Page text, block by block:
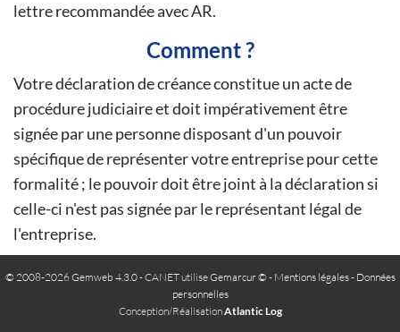
lettre recommandée avec AR.
Comment ?
Votre déclaration de créance constitue un acte de
procédure judiciaire et doit impérativement être
signée par une personne disposant d'un pouvoir
spécifique de représenter votre entreprise pour cette
formalité ; le pouvoir doit être joint à la déclaration si
celle-ci n'est pas signée par le représentant légal de
l'entreprise.
© 2008-2026 Gemweb 4.3.0- CANET utiliseGemarcur © - Mentions légales- Données
personnelles
Conception/RéalisationAtlantic Log